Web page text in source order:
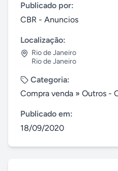
Publicado por:
CBR - Anuncios
Localização:
Rio de Janeiro
Rio de Janeiro
Categoria:
Compra venda » Outros -
Publicado em:
18/09/2020